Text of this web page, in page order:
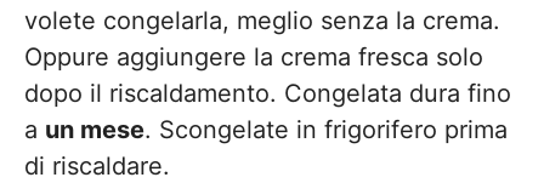
volete congelarla, meglio senza la crema.
Oppure aggiungere la crema fresca solo
dopo il riscaldamento. Congelata dura fino
a un mese. Scongelate in frigorifero prima
di riscaldare.